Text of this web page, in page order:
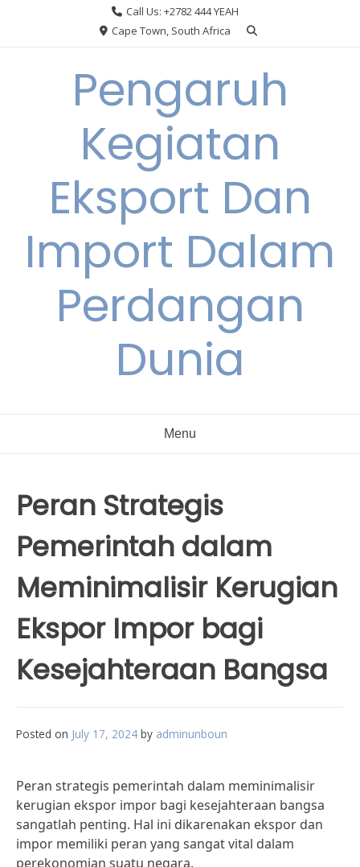
Call Us: +2782 444 YEAH
Cape Town, South Africa
Pengaruh
Kegiatan
Eksport Dan
Import Dalam
Perdangan
Dunia
Menu
Peran Strategis
Pemerintah dalam
Meminimalisir Kerugian
Ekspor Impor bagi
Kesejahteraan Bangsa
Posted on July 17, 2024 by adminunboun
Peran strategis pemerintah dalam meminimalisir
kerugian ekspor impor bagi kesejahteraan bangsa
sangatlah penting. Hal ini dikarenakan ekspor dan
impor memiliki peran yang sangat vital dalam
perekonomian suatu negara.